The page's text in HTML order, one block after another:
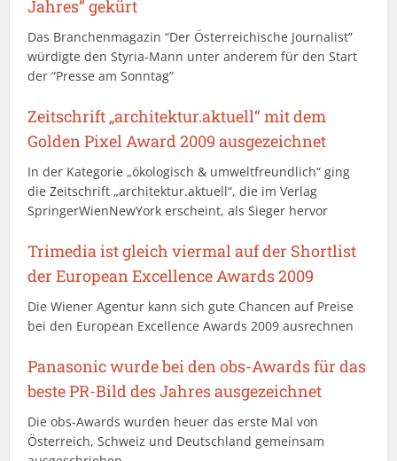
Jahres” gekürt
Das Branchenmagazin “Der Österreichische Journalist”
würdigte den Styria-Mann unter anderem für den Start
der “Presse am Sonntag”
Zeitschrift „architektur.aktuell“ mit dem
Golden Pixel Award 2009 ausgezeichnet
In der Kategorie „ökologisch & umweltfreundlich“ ging
die Zeitschrift „architektur.aktuell“, die im Verlag
SpringerWienNewYork erscheint, als Sieger hervor
Trimedia ist gleich viermal auf der Shortlist
der European Excellence Awards 2009
Die Wiener Agentur kann sich gute Chancen auf Preise
bei den European Excellence Awards 2009 ausrechnen
Panasonic wurde bei den obs-Awards für das
beste PR-Bild des Jahres ausgezeichnet
Die obs-Awards wurden heuer das erste Mal von
Österreich, Schweiz und Deutschland gemeinsam